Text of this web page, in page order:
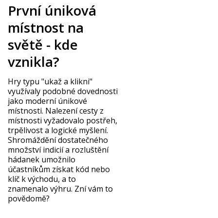
První úniková
místnost na
světě - kde
vznikla?
Hry typu "ukaž a klikni"
využívaly podobné dovednosti
jako moderní únikové
místnosti. Nalezení cesty z
místnosti vyžadovalo postřeh,
trpělivost a logické myšlení.
Shromáždění dostatečného
množství indicií a rozluštění
hádanek umožnilo
účastníkům získat kód nebo
klíč k východu, a to
znamenalo výhru. Zní vám to
povědomě?